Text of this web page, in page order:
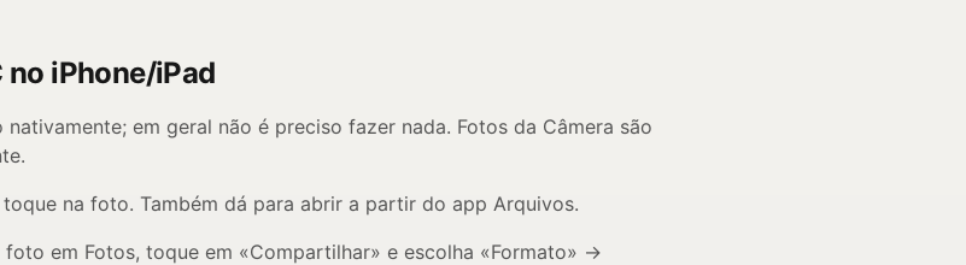
no iPhone/iPad
em geral não é preciso fazer nada. Fotos da Câmera são
na foto. Também dá para abrir a partir do app Arquivos.
em Fotos, toque em «Compartilhar» e escolha «Formato» →